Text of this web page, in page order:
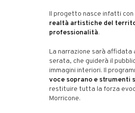
Il progetto nasce infatti
realtà artistiche del
professionalità.
La narrazione sarà affidata
serata, che guiderà il
immagini interiori. Il
voce soprano e strumenti
restituire tutta la forza
Morricone.